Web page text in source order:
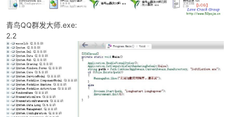
jie.
青鸟QQ群发大师.exe:
2.2